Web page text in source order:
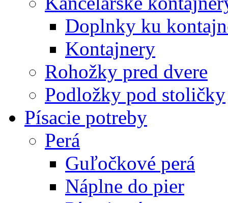
Doplnky ku
Kontajnery
Rohožky pred dvere
Podložky pod stoličky
Písacie potreby
Perá
Guľočkové perá
Náplne do pier